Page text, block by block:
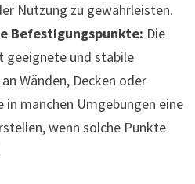
Nutzung zu gewährleisten.
Befestigungspunkte: Die
und stabile
Wänden, Decken oder
in manchen Umgebungen eine
wenn solche Punkte